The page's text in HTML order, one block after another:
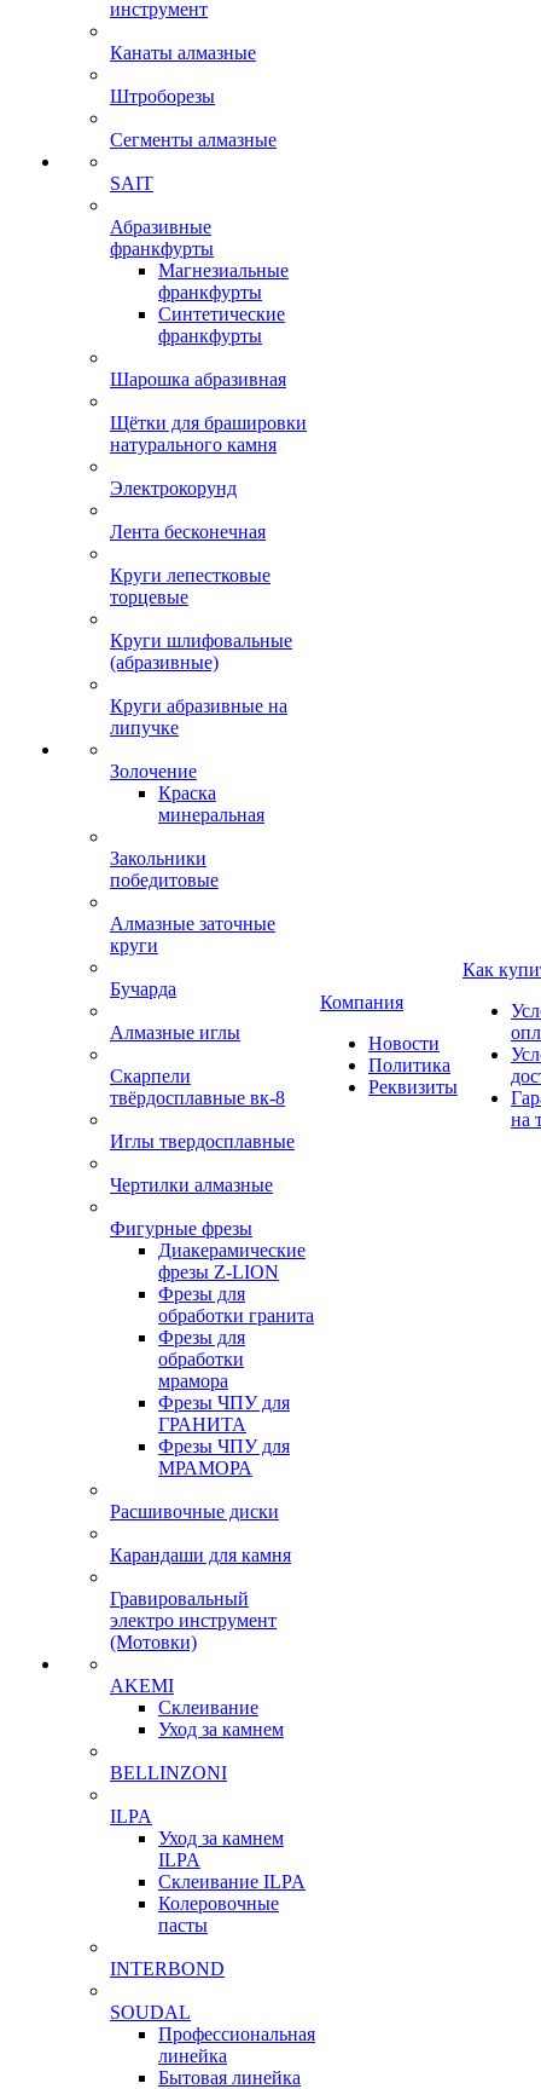
инструмент
Канаты алмазные
Штроборезы
Сегменты алмазные
SAIT
Абразивные
франкфурты
Магнезиальные
франкфурты
Синтетические
франкфурты
Шарошка абразивная
Щётки для брашировки
натурального камня
Электрокорунд
Лента бесконечная
Круги лепестковые
торцевые
Круги шлифовальные
(абразивные)
Круги абразивные на
липучке
Золочение
Краска
минеральная
Закольники
победитовые
Алмазные заточные
круги
Бучарда
Алмазные иглы
Скарпели
твёрдосплавные вк-8
Иглы твердосплавные
Чертилки алмазные
Фигурные фрезы
Диакерамические
фрезы Z-LION
Фрезы для
обработки гранита
Фрезы для
обработки
мрамора
Фрезы ЧПУ для
ГРАНИТА
Фрезы ЧПУ для
МРАМОРА
Расшивочные диски
Карандаши для камня
Гравировальный
электро инструмент
(Мотовки)
AKEMI
Склеивание
Уход за камнем
BELLINZONI
ILPA
Уход за камнем
ILPA
Склеивание ILPA
Колеровочные
пасты
INTERBOND
SOUDAL
Профессиональная
линейка
Бытовая линейка
Компания
Новости
Политика
Реквизиты
Как
на